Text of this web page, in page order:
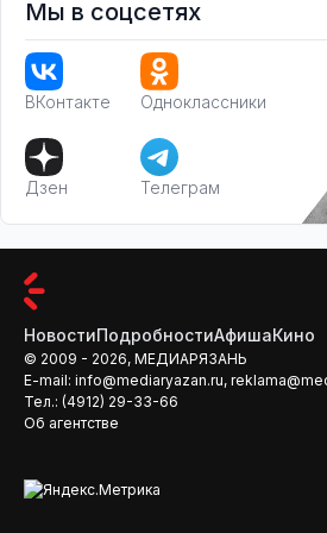
Мы в соцсетях
ВКонтакте Одноклассники
Дзен Телеграм
НовостиПодробностиАфишаКино
© 2009 - 2026, МЕДИАРЯЗАНЬ
E-mail: info@mediaryazan.ru,
Тел.: (4912) 29-33-66
Об агентстве